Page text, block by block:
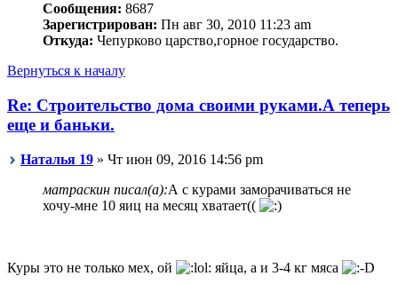
Сообщения: 8687
Зарегистрирован: Пн авг 30, 2010 11:23 am
Откуда: Чепурково царство,горное государство.
Вернуться к началу
Re: Строительство дома своими руками.А теперь
еще и баньки.
Наталья 19 » Чт июн 09, 2016 14:56 pm
матраскин писал(а):А с курами заморачиваться не
хочу-мне 10 яиц на месяц хватает((
Куры это не только мех, ой яйца, а и 3-4 кг мяса